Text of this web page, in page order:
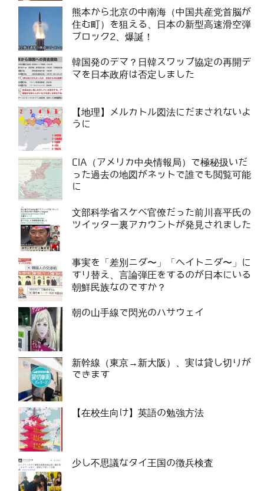
熊本から北京の中南海（中国共産党首脳が
住む町）を狙える、日本の新型高速滑空弾
ブロック2、爆誕！
韓国発のデマ？日韓スワップ協定の再開デ
マを日本政府は否定しました
【地理】メルカトル図法にだまされないよ
うに
CIA（アメリカ中央情報局）で極秘扱いだ
った過去の地図がネットで誰でも閲覧可能
に
文部科学省スケベ官僚だった前川喜平氏の
ツイッター裏アカウントが発見されました
事実を「差別ニダ〜」「ヘイトニダ〜」に
すり替え、言論弾圧をするのが日本にいる
朝鮮民族なのですか？
朝の山手線で閃光のハサウェイ
新幹線（東京→新大阪）、実は貸し切りが
できます
【在校生向け】英語の勉強方法
少し不思議なタイ王国の徴兵検査